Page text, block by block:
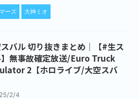
ーズ 大神ミオ
バル 切り抜きまとめ｜【#生ス
無事故確定放送/Euro Truck
2【ホロライブ/大空スバ
2/4